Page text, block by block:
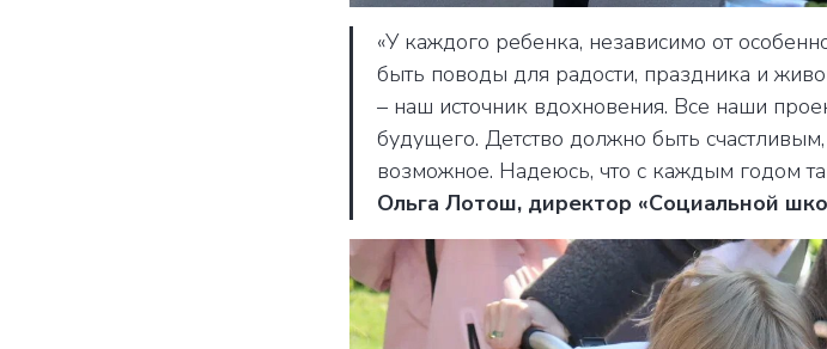
«У каждого ребенка, независимо от
быть поводы для радости, праздника и
– наш источник вдохновения. Все наши
будущего. Детство должно быть
возможное. Надеюсь, что с каждым годом
Ольга Лотош, директор «Социальной